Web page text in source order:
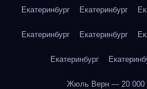
Екатеринбург Екатеринбург
Екатеринбург Екатеринбург
Екатеринбург
Жюль Верн — 20 000